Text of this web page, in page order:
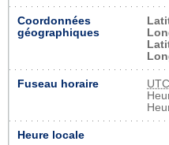
Coordonnées
géographiques
Fuseau horaire UTC
Heure locale